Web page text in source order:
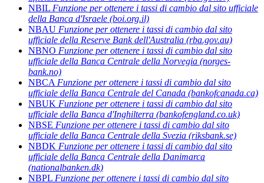
NBIL Funzione per ottenere i tassi di cambio dal sito ufficiale
della Banca d'Israele (boi.org.il)
NBAU Funzione per ottenere i tassi di cambio dal sito
ufficiale della Reserve Bank dell'Australia (rba.gov.au)
NBNO Funzione per ottenere i tassi di cambio dal sito
ufficiale della Banca Centrale della Norvegia (norges-
bank.no)
NBCA Funzione per ottenere i tassi di cambio dal sito
ufficiale della Banca Centrale del Canada (bankofcanada.ca)
NBUK Funzione per ottenere i tassi di cambio dal sito
ufficiale della Banca d'Inghilterra (bankofengland.co.uk)
NBSE Funzione per ottenere i tassi di cambio dal sito
ufficiale della Banca Centrale della Svezia (riksbank.se)
NBDK Funzione per ottenere i tassi di cambio dal sito
ufficiale della Banca Centrale della Danimarca
(nationalbanken.dk)
NBPL Funzione per ottenere i tassi di cambio dal sito